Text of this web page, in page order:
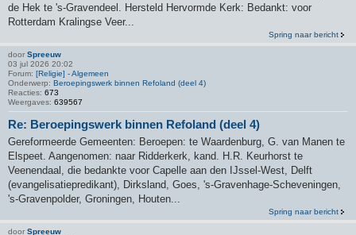
de Hek te 's-Gravendeel. Hersteld Hervormde Kerk: Bedankt: voor
Rotterdam Kralingse Veer...
Spring naar bericht
door Spreeuw
03 jul 2026 20:02
Forum: [Religie] - Algemeen
Onderwerp: Beroepingswerk binnen Refoland (deel 4)
Reacties: 673
Weergaves: 639567
Re: Beroepingswerk binnen Refoland (deel 4)
Gereformeerde Gemeenten: Beroepen: te Waardenburg, G. van Manen te
Elspeet. Aangenomen: naar Ridderkerk, kand. H.R. Keurhorst te
Veenendaal, die bedankte voor Capelle aan den IJssel-West, Delft
(evangelisatiepredikant), Dirksland, Goes, 's-Gravenhage-Scheveningen,
's-Gravenpolder, Groningen, Houten...
Spring naar bericht
door Spreeuw